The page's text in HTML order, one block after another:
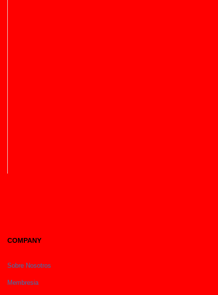
COMPANY
Sobre Nosotros
Membresia